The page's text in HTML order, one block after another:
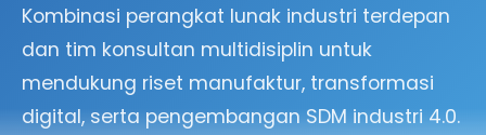
Kombinasi perangkat lunak industri terdepan
dan tim konsultan multidisiplin untuk
mendukung riset manufaktur, transformasi
digital, serta pengembangan SDM industri 4.0.